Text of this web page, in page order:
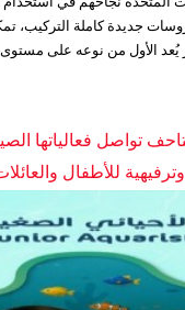
جديدة كاملة التركيب،
يُعد الأول من نوعه على
تواصل فعالياتها
وترفيهية للأطفال